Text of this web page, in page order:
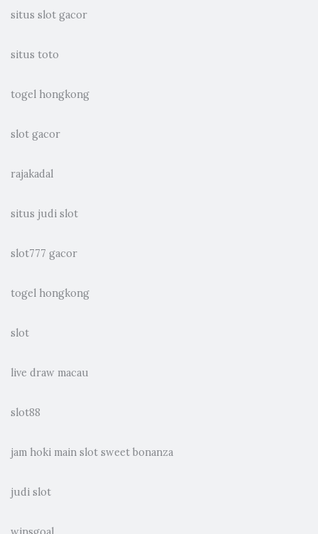
situs slot gacor
situs toto
togel hongkong
slot gacor
rajakadal
situs judi slot
slot777 gacor
togel hongkong
slot
live draw macau
slot88
jam hoki main slot sweet bonanza
judi slot